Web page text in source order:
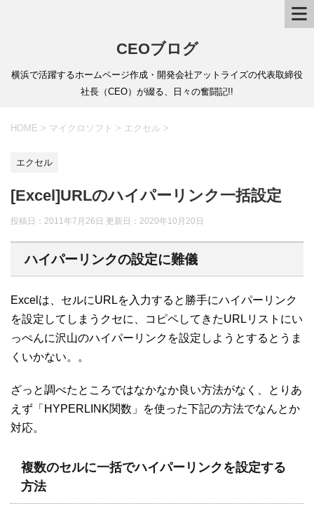
CEOブログ
横浜で活躍するホームページ作成・開発会社アットライズの代表取締役
社長（CEO）が綴る、日々の奮闘記!!
HOME > マイクロソフト > エクセル >
エクセル
[Excel]URLのハイパーリンク一括設定
投稿日：2011年7月26日 更新日： 2020年10月20日
ハイパーリンクの設定に難儀
Excelは、セルにURLを入力すると勝手にハイパーリンク
を設定してしまうクセに、コピペしてきたURLリストにい
っぺんに沢山のハイパーリンクを設定しようとするとうま
くいかない。。
ざっと調べたところではなかなか良い方法がなく、とりあ
えず「HYPERLINK関数」を使った下記の方法でなんとか
対応。
複数のセルに一括でハイパーリンクを設定する
方法